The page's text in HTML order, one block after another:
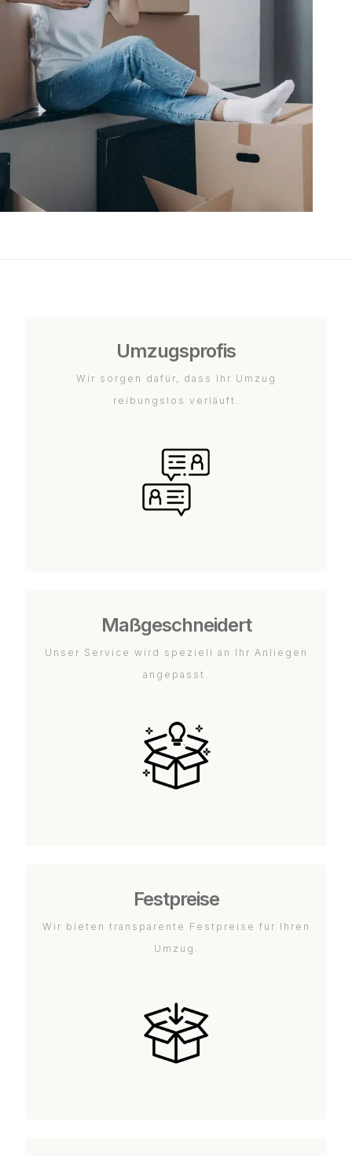
Umzugsprofis
Wir sorgen dafür, dass Ihr Umzug
reibungslos verläuft.
Maßgeschneidert
Unser Service wird speziell an Ihr Anliegen
angepasst.
Festpreise
Wir bieten transparente Festpreise für Ihren
Umzug.